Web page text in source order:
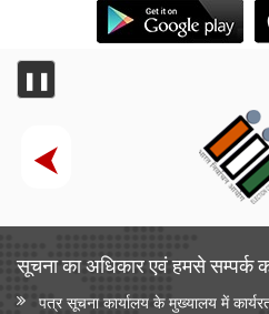
❚❚
सूचना का अधिकार एवं हमसे सम्‍पर्क
पत्र सूचना कार्यालय के मुख्यालय में